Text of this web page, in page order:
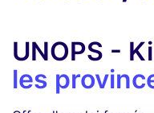
UNOPS -
les